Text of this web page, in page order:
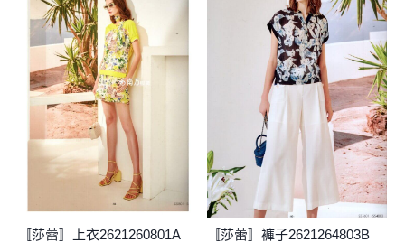
〚莎蕾〛上衣2621260801A 〚莎蕾〛褲子2621264803B